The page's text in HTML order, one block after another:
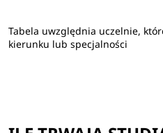
Tabela uwzględnia uczelnie,
kierunku lub specjalności